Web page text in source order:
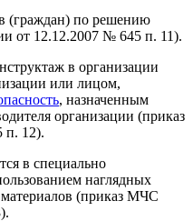
(граждан) по решению
от 12.12.2007 № 645 п. 11).
в организации
или лицом,
, назначенным
организации (приказ
п. 12).
в специально
наглядных
(приказ МЧС